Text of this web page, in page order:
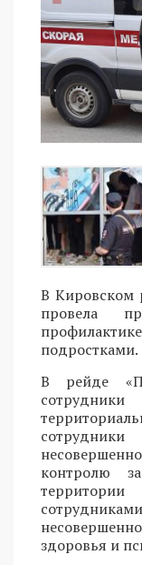
В Кировском
провела
подростками.
В рейде
контролю
здоровья и